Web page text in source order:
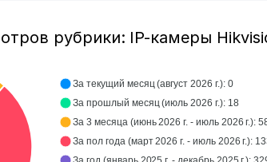
рубрики: IP-камеры
За текущий месяц (август 2026 г.): 0
За прошлый месяц (июль 2026 г.): 18
За 3 месяца (июнь 2026 г. - июль 2026 г.):
За пол года (март 2026 г. - июль 2026 г.):